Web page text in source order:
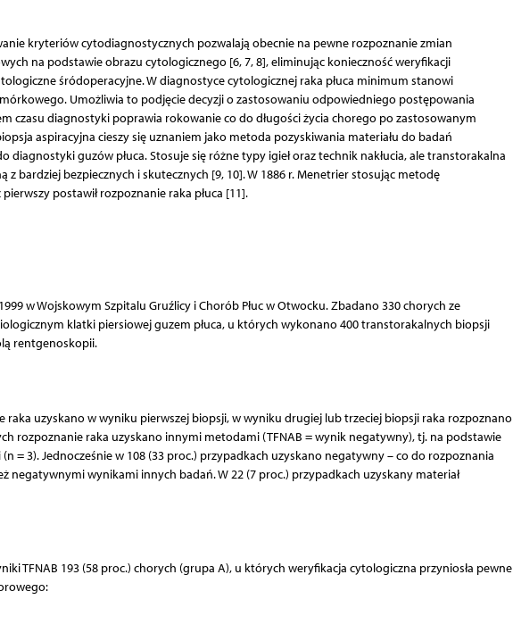
kryteriów cytodiagnostycznych pozwalają obecnie na pewne rozpoznanie zmian
na podstawie obrazu cytologicznego [6, 7, 8], eliminując konieczność weryfikacji
śródoperacyjne. W diagnostyce cytologicznej raka płuca minimum stanowi
Umożliwia to podjęcie decyzji o zastosowaniu odpowiedniego postępowania
czasu diagnostyki poprawia rokowanie co do długości życia chorego po zastosowanym
aspiracyjna cieszy się uznaniem jako metoda pozyskiwania materiału do badań
guzów płuca. Stosuje się różne typy igieł oraz technik nakłucia, ale transtorakalna
z bardziej bezpiecznych i skutecznych [9, 10]. W 1886 r. Menetrier stosując metodę
postawił rozpoznanie raka płuca [11].
w Wojskowym Szpitalu Gruźlicy i Chorób Płuc w Otwocku. Zbadano 330 chorych ze
klatki piersiowej guzem płuca, u których wykonano 400 transtorakalnych biopsji
rentgenoskopii.
raka uzyskano w wyniku pierwszej biopsji, w wyniku drugiej lub trzeciej biopsji raka rozpoznano
rozpoznanie raka uzyskano innymi metodami (TFNAB = wynik negatywny), tj. na podstawie
= 3). Jednocześnie w 108 (33 proc.) przypadkach uzyskano negatywny – co do rozpoznania
negatywnymi wynikami innych badań. W 22 (7 proc.) przypadkach uzyskany materiał
TFNAB 193 (58 proc.) chorych (grupa A), u których weryfikacja cytologiczna przyniosła pewne